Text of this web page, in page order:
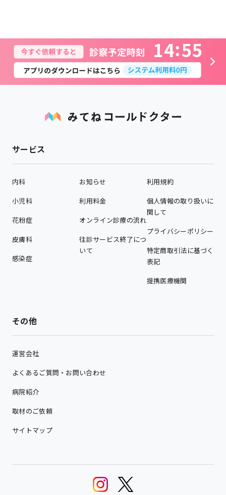
14 55
サービス
内科
小児科
花粉症
皮膚科
感染症
お知らせ
利用料金
オンライン診療の流れ
往診サービス終了につ
いて
利用規約
個人情報の取り扱いに
関して
プライバシーポリシー
特定商取引法に基づく
表記
提携医療機関
その他
運営会社
よくあるご質問・お問い合わせ
病院紹介
取材のご依頼
サイトマップ